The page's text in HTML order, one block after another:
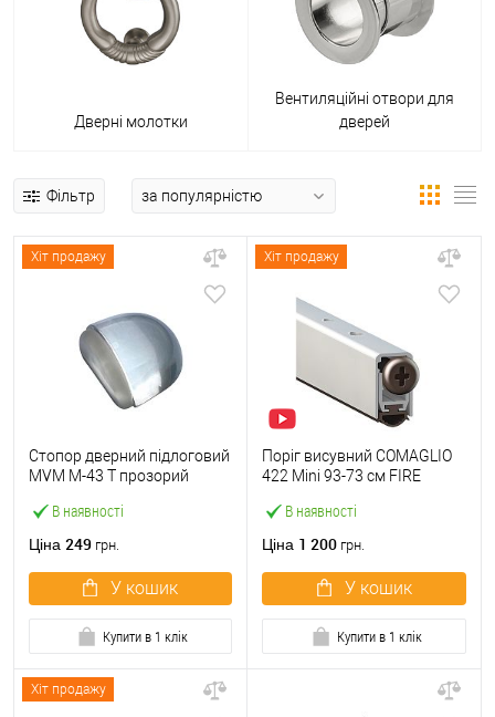
Дверні молотки
Вентиляційні отвори для
дверей
Фільтр
Хіт продажу
В наявності
Стопор дверний підлоговий
MVM M-43 T прозорий
Ціна 249 грн.
У кошик
Купити в 1 клік
Хіт продажу
В наявності
Поріг висувний COMAGLIO
422 Mini 93-73 cм FIRE
Ціна 1 200 грн.
У кошик
Купити в 1 клік
Хіт продажу